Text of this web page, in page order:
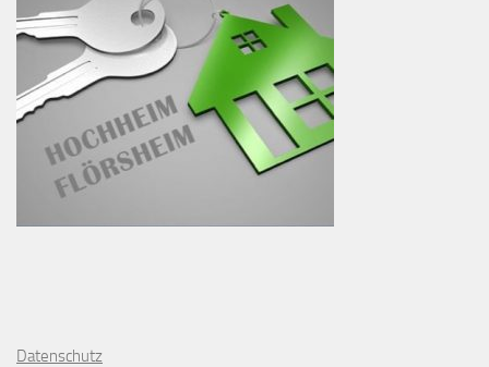
Datenschutz